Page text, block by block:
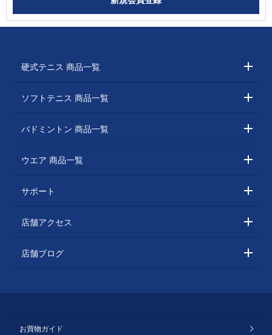
硬式テニス 商品一覧
ソフトテニス 商品一覧
バドミントン 商品一覧
ウエア 商品一覧
サポート
店舗アクセス
店舗ブログ
お買物ガイド